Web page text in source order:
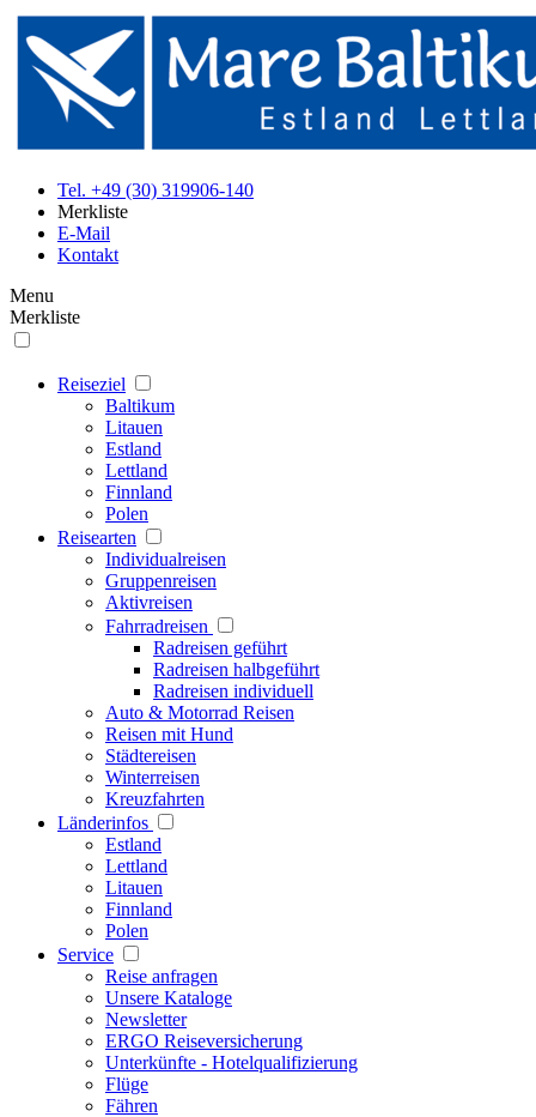
Tel. +49 (30) 319906-140
Merkliste
E-Mail
Kontakt
Menu
Merkliste
Reiseziel
Baltikum
Litauen
Estland
Lettland
Finnland
Polen
Reisearten
Individualreisen
Gruppenreisen
Aktivreisen
Fahrradreisen
Radreisen geführt
Radreisen halbgeführt
Radreisen individuell
Auto & Motorrad Reisen
Reisen mit Hund
Städtereisen
Winterreisen
Kreuzfahrten
Länderinfos
Estland
Lettland
Litauen
Finnland
Polen
Service
Reise anfragen
Unsere Kataloge
Newsletter
ERGO Reiseversicherung
Unterkünfte - Hotelqualifizierung
Flüge
Fähren